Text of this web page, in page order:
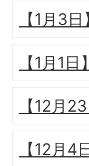
【1月3
【1月1
【12月
【12月